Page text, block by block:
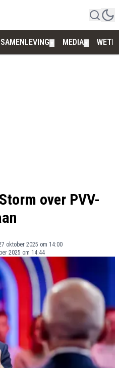
SAMENLEVING MEDIA
over PVV-
oktober 2025 om 14:00
2025 om 14:44